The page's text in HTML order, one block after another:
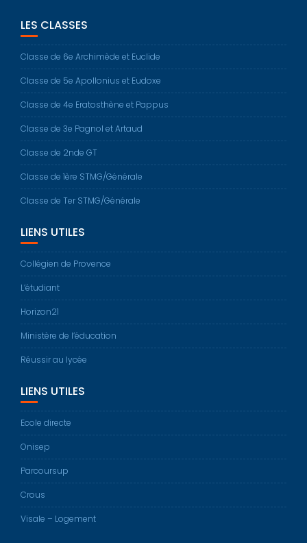
LES CLASSES
Classe de 6e Archimède et Euclide
Classe de 5e Apollonius et Eudoxe
Classe de 4e Eratosthène et Pappus
Classe de 3e Pagnol et Artaud
Classe de 2nde GT
Classe de 1ère STMG/Générale
Classe de Ter STMG/Générale
LIENS UTILES
Collégien de Provence
L’étudiant
Horizon21
Ministère de l’éducation
Réussir au lycée
LIENS UTILES
Ecole directe
Onisep
Parcoursup
Crous
Visale – Logement